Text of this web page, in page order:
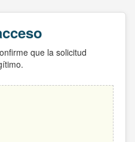
que la solicitud